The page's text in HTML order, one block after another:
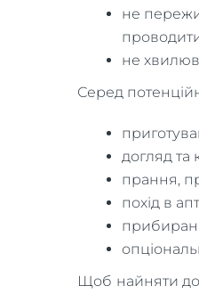
не
не
Серед
догляд
прання,
похід в
Щоб найняти